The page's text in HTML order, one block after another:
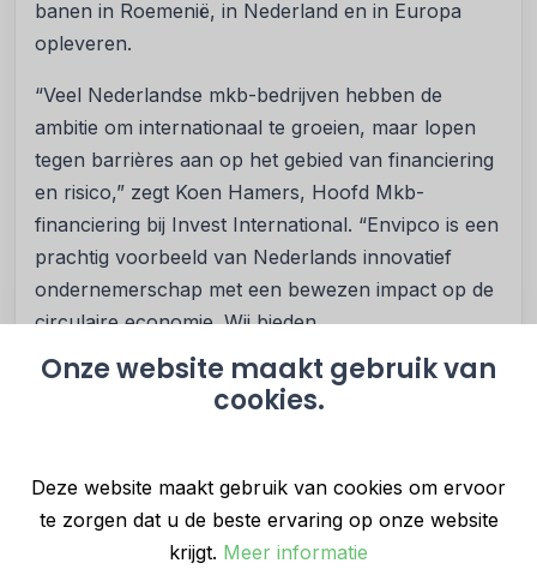
Onze website maakt gebruik van
cookies.
Deze website maakt gebruik van cookies om ervoor
te zorgen dat u de beste ervaring op onze website
krijgt. Meer informatie
banen in Roemenië, in Nederland en in Europa
opleveren.
“Veel Nederlandse mkb-bedrijven hebben de
ambitie om internationaal te groeien, maar lopen
tegen barrières aan op het gebied van financiering
en risico,” zegt Koen Hamers, Hoofd Mkb-
financiering bij Invest International. “Envipco is een
prachtig voorbeeld van Nederlands innovatief
ondernemerschap met een bewezen impact op de
circulaire economie. Wij bieden
maatwerkoplossingen en sectorkennis die
duurzame groei mogelijk maken, juist als de markt
bedrijf blijft investeren in R&D en groene productie.
“Deze financiering stelt ons in staat om onze
productie op te schalen en de Europese